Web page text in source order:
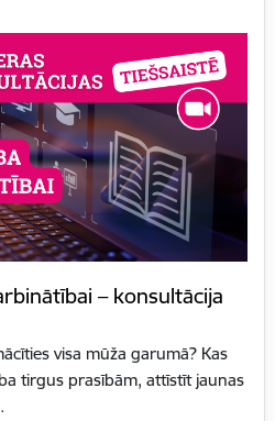
– konsultācija
visa mūža garumā? Kas
tirgus prasībām, attīstīt jaunas